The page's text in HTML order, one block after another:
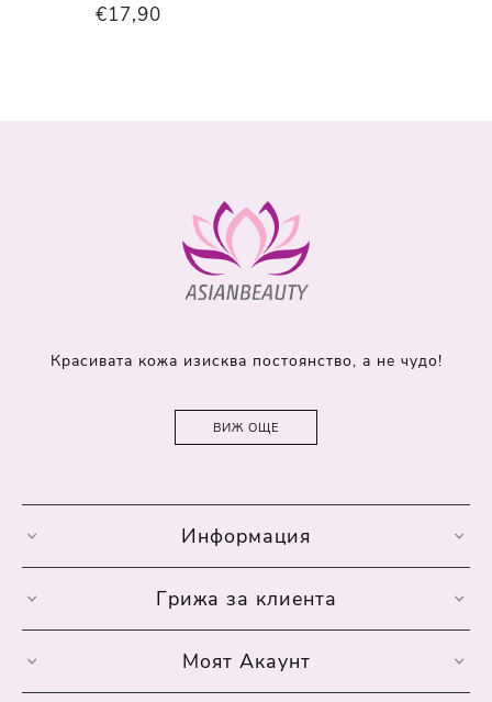
€17,90
Красивата кожа изисква постоянство, а не чудо!
ВИЖ ОЩЕ
Информация
Грижа за клиента
Моят Акаунт